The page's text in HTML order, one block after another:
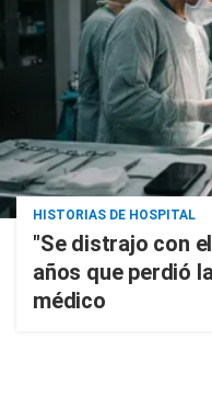
HISTORIAS DE HOSPITAL
"Se distrajo con
años que perdió
médico